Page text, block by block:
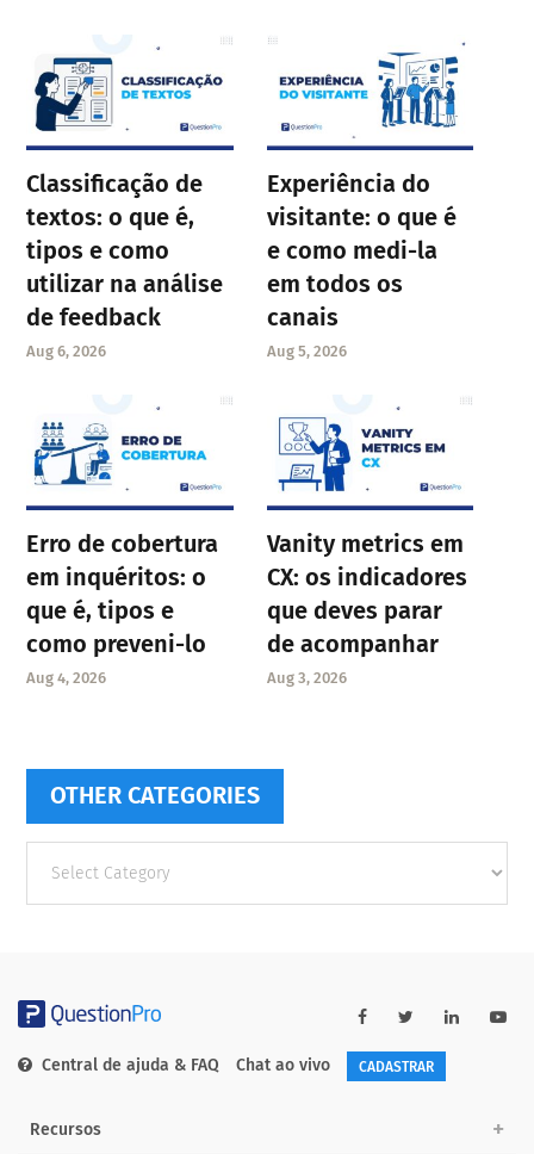
Classificação de
textos: o que é,
tipos e como
utilizar na análise
de feedback
Aug 6, 2026
Experiência do
visitante: o que é
e como medi-la
em todos os
canais
Aug 5, 2026
Erro de cobertura
em inquéritos: o
que é, tipos e
como preveni-lo
Aug 4, 2026
Vanity metrics em
CX: os indicadores
que deves parar
de acompanhar
Aug 3, 2026
OTHER CATEGORIES
categories
Central de ajuda & FAQ Chat ao vivo CADASTRAR
Recursos